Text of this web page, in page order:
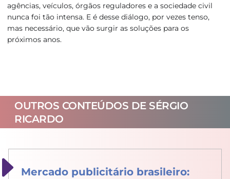
agências, veículos, órgãos reguladores e a sociedade civil
nunca foi tão intensa. E é desse diálogo, por vezes tenso,
mas necessário, que vão surgir as soluções para os
próximos anos.
OUTROS CONTEÚDOS DE SÉRGIO
RICARDO
Mercado publicitário brasileiro: